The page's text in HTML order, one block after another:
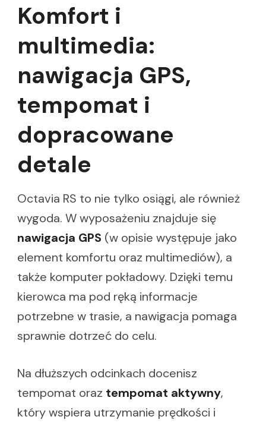
Komfort i
multimedia:
nawigacja GPS,
tempomat i
dopracowane
detale
Octavia RS to nie tylko osiągi, ale również
wygoda. W wyposażeniu znajduje się
nawigacja GPS (w opisie występuje jako
element komfortu oraz multimediów), a
także komputer pokładowy. Dzięki temu
kierowca ma pod ręką informacje
potrzebne w trasie, a nawigacja pomaga
sprawnie dotrzeć do celu.
Na dłuższych odcinkach docenisz
tempomat oraz tempomat aktywny,
który wspiera utrzymanie prędkości i